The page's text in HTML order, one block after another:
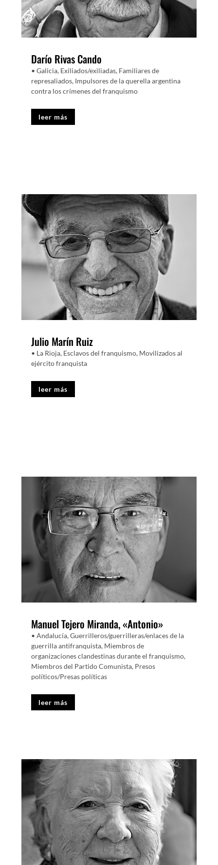
Darío Rivas Cando
• Galicia, Exiliados/exiliadas, Familiares de
represaliados, Impulsores de la querella argentina
contra los crímenes del franquismo
leer más
Julio Marín Ruiz
• La Rioja, Esclavos del franquismo, Movilizados al
ejército franquista
leer más
Manuel Tejero Miranda, «Antonio»
• Andalucía,Guerrilleros/guerrilleras/enlaces de la
guerrilla antifranquista, Miembros de
organizaciones clandestinas durante el franquismo,
Miembros del Partido Comunista, Presos
políticos/Presas políticas
leer más